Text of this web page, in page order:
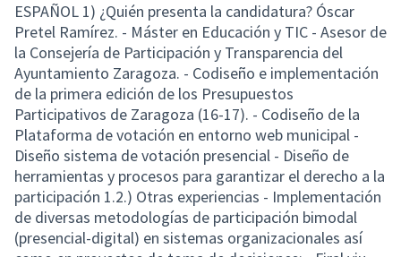
ESPAÑOL 1) ¿Quién presenta la candidatura? Óscar
Pretel Ramírez. - Máster en Educación y TIC - Asesor de
la Consejería de Participación y Transparencia del
Ayuntamiento Zaragoza. - Codiseño e implementación
de la primera edición de los Presupuestos
Participativos de Zaragoza (16-17). - Codiseño de la
Plataforma de votación en entorno web municipal -
Diseño sistema de votación presencial - Diseño de
herramientas y procesos para garantizar el derecho a la
participación 1.2.) Otras experiencias - Implementación
de diversas metodologías de participación bimodal
(presencial-digital) en sistemas organizacionales así